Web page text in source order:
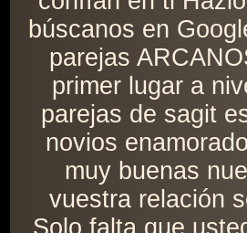
búscanos en
parejas
primer lugar a
parejas de sagit
novios
muy buenas
vuestra relación